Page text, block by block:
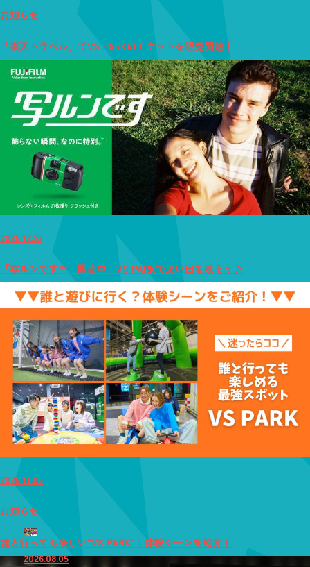
2026.08.05
お知らせ
「楽天トラベル」でVS PARKのチケットを販売開始！
2025.12.23
「写ルンです™」販売中！VS PARKで思い出を残そう♪
2025.11.06
お知らせ
誰と行っても楽しい"VS PARK"！体験シーンを紹介！